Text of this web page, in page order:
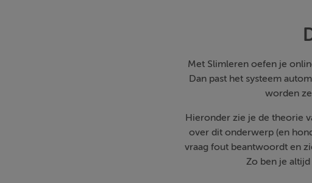
Met Slimleren oefen je
Dan past het systeem
worden
Hieronder zie je de theorie
over dit onderwerp (en
vraag fout beantwoordt en
Zo ben je